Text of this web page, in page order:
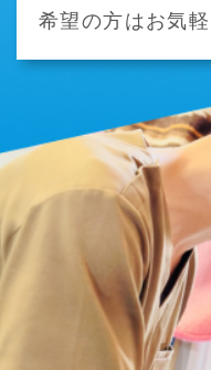
希望の方はお気